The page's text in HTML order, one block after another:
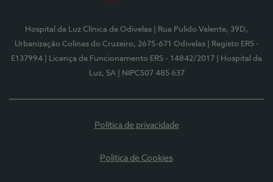
Hospital da Luz Clínica de Odivelas
| Rua Pulido Valente, 39D,
Urbanização Colinas do Cruzeiro, 2675-671 Odivelas
| Registo ERS -
E137994
| Licença de Funcionamento ERS - 14842/2017
| Hospital da
Luz, SA
| NIPC507 485 637
Política de privacidade
Política de Cookies